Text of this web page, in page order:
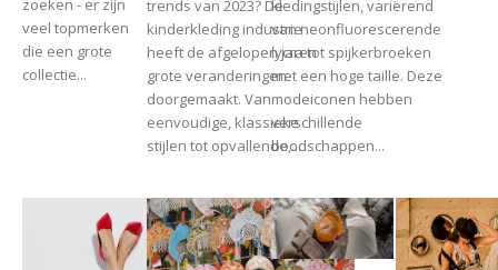
zoeken - er zijn
veel topmerken
die een grote
collectie...
trends van 2023? De
kinderkleding industrie
heeft de afgelopen jaren
grote veranderingen
doorgemaakt. Van
eenvoudige, klassieke
stijlen tot opvallende,...
kledingstijlen, variërend
van neonfluorescerende
lycra tot spijkerbroeken
met een hoge taille. Deze
modeiconen hebben
verschillende
boodschappen...